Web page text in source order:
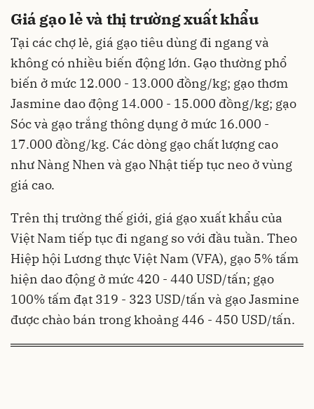
Giá gạo lẻ và thị trường xuất khẩu
Tại các chợ lẻ, giá gạo tiêu dùng đi ngang và
không có nhiều biến động lớn. Gạo thường phổ
biến ở mức 12.000 - 13.000 đồng/kg; gạo thơm
Jasmine dao động 14.000 - 15.000 đồng/kg; gạo
Sóc và gạo trắng thông dụng ở mức 16.000 -
17.000 đồng/kg. Các dòng gạo chất lượng cao
như Nàng Nhen và gạo Nhật tiếp tục neo ở vùng
giá cao.
Trên thị trường thế giới, giá gạo xuất khẩu của
Việt Nam tiếp tục đi ngang so với đầu tuần. Theo
Hiệp hội Lương thực Việt Nam (VFA), gạo 5% tấm
hiện dao động ở mức 420 - 440 USD/tấn; gạo
100% tấm đạt 319 - 323 USD/tấn và gạo Jasmine
được chào bán trong khoảng 446 - 450 USD/tấn.